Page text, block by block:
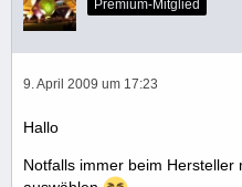
Premium-Mitglied
9. April 2009 um 17:23
Hallo
Notfalls immer beim Hersteller